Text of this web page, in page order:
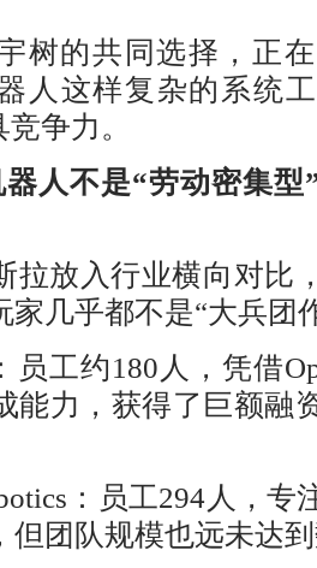
的共同选择，正在
人这样复杂的系统
争力。
人不是“劳动密集型
放入行业横向对比
家几乎都不是“大兵团
工约180人，凭借
能力，获得了巨额融
：员工294人，专
但团队规模也远未达